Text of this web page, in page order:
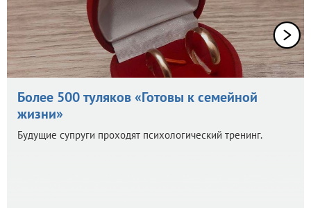
Более 500 туляков «Готовы к семейной
жизни»
Будущие супруги проходят психологический тренинг.